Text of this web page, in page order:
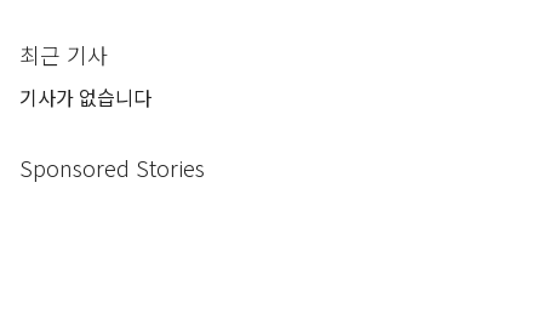
최근 기사
기사가 없습니다
Sponsored Stories